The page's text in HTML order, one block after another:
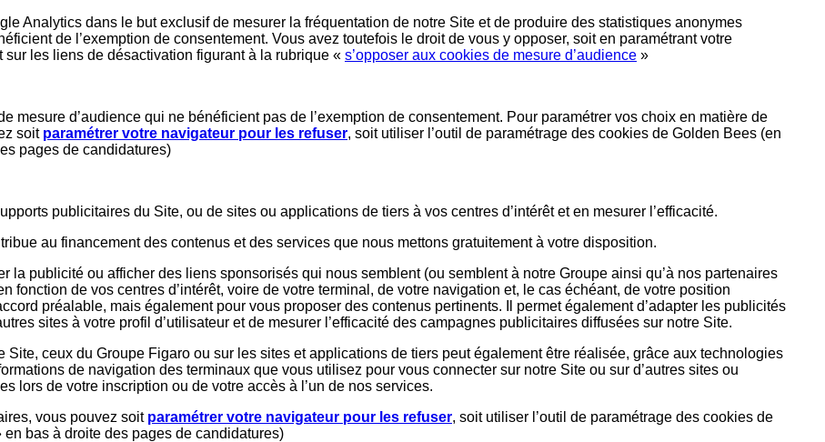
Analytics dans le but exclusif de mesurer la fréquentation de notre Site et de produire des statistiques anonymes
de l’exemption de consentement. Vous avez toutefois le droit de vous y opposer, soit en paramétrant votre
les liens de désactivation figurant à la rubrique « s’opposer aux cookies de mesure d’audience »
mesure d’audience qui ne bénéficient pas de l’exemption de consentement. Pour paramétrer vos choix en matière de
soit paramétrer votre navigateur pour les refuser, soit utiliser l’outil de paramétrage des cookies de Golden Bees (en
pages de candidatures)
publicitaires du Site, ou de sites ou applications de tiers à vos centres d’intérêt et en mesurer l’efficacité.
au financement des contenus et des services que nous mettons gratuitement à votre disposition.
la publicité ou afficher des liens sponsorisés qui nous semblent (ou semblent à notre Groupe ainsi qu’à nos partenaires
fonction de vos centres d’intérêt, voire de votre terminal, de votre navigation et, le cas échéant, de votre position
préalable, mais également pour vous proposer des contenus pertinents. Il permet également d’adapter les publicités
sites à votre profil d’utilisateur et de mesurer l’efficacité des campagnes publicitaires diffusées sur notre Site.
ceux du Groupe Figaro ou sur les sites et applications de tiers peut également être réalisée, grâce aux technologies
de navigation des terminaux que vous utilisez pour vous connecter sur notre Site ou sur d’autres sites ou
lors de votre inscription ou de votre accès à l’un de nos services.
vous pouvez soit paramétrer votre navigateur pour les refuser, soit utiliser l’outil de paramétrage des cookies de
bas à droite des pages de candidatures)